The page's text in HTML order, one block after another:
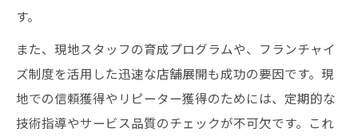
す。
また、現地スタッフの育成プログラムや、フランチャイ
ズ制度を活用した迅速な店舗展開も成功の要因です。現
地での信頼獲得やリピーター獲得のためには、定期的な
技術指導やサービス品質のチェックが不可欠です。これ